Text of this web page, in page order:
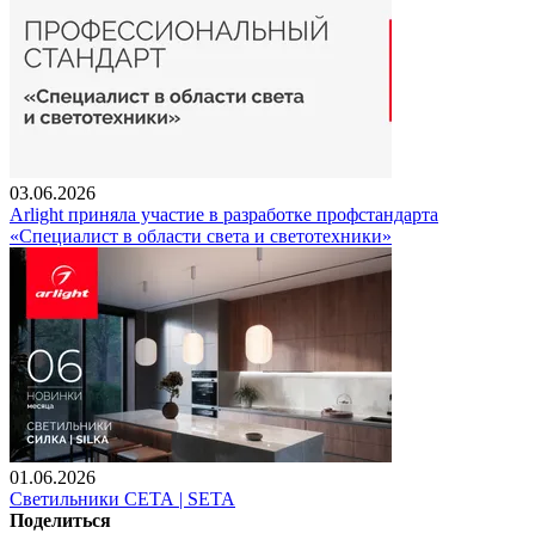
03.06.2026
Arlight приняла участие в разработке профстандарта
«Специалист в области света и светотехники»
01.06.2026
Светильники СЕТА | SETA
Поделиться